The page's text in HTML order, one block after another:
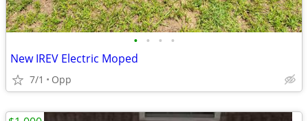
• • • •
New IREV Electric Moped
7/1 Opp